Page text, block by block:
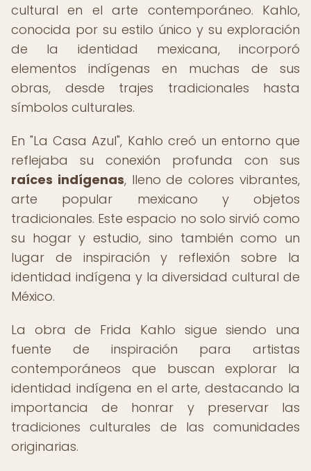
cultural en el arte contemporáneo. Kahlo,
conocida por su estilo único y su exploración
de la identidad mexicana, incorporó
elementos indígenas en muchas de sus
obras, desde trajes tradicionales hasta
símbolos culturales.
En "La Casa Azul", Kahlo creó un entorno que
reflejaba su conexión profunda con sus
raíces indígenas, lleno de colores vibrantes,
arte popular mexicano y objetos
tradicionales. Este espacio no solo sirvió como
su hogar y estudio, sino también como un
lugar de inspiración y reflexión sobre la
identidad indígena y la diversidad cultural de
México.
La obra de Frida Kahlo sigue siendo una
fuente de inspiración para artistas
contemporáneos que buscan explorar la
identidad indígena en el arte, destacando la
importancia de honrar y preservar las
tradiciones culturales de las comunidades
originarias.